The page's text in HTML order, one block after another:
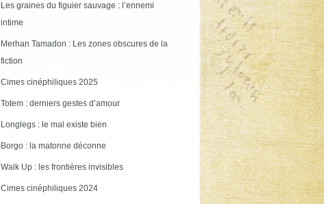
Les graines du figuier sauvage : l’ennemi
intime
Merhan Tamadon : Les zones obscures de la
fiction
Cimes cinéphiliques 2025
Totem : derniers gestes d’amour
Longlegs : le mal existe bien
Borgo : la matonne déconne
Walk Up : les frontières invisibles
Cimes cinéphiliques 2024